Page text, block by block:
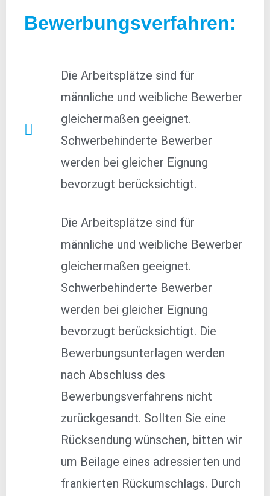
Bewerbungsverfahren:
Die Arbeitsplätze sind für
männliche und weibliche Bewerber
gleichermaßen geeignet.
Schwerbehinderte Bewerber
werden bei gleicher Eignung
bevorzugt berücksichtigt.
Die Arbeitsplätze sind für
männliche und weibliche Bewerber
gleichermaßen geeignet.
Schwerbehinderte Bewerber
werden bei gleicher Eignung
bevorzugt berücksichtigt. Die
Bewerbungsunterlagen werden
nach Abschluss des
Bewerbungsverfahrens nicht
zurückgesandt. Sollten Sie eine
Rücksendung wünschen, bitten wir
um Beilage eines adressierten und
frankierten Rückumschlags. Durch